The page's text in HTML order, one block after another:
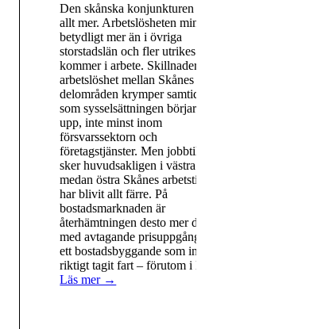
Den skånska konjunkturen ljusnar
allt mer. Arbetslösheten minskar
betydligt mer än i övriga
storstadslän och fler utrikes födda
kommer i arbete. Skillnaderna i
arbetslöshet mellan Skånes olika
delområden krymper samtidigt
som sysselsättningen börjar växla
upp, inte minst inom
försvarssektorn och
företagstjänster. Men jobbtillväxten
sker huvudsakligen i västra Skåne,
medan östra Skånes arbetstillfällen
har blivit allt färre. På
bostadsmarknaden är
återhämtningen desto mer dämpad,
med avtagande prisuppgångar och
ett bostadsbyggande som inte
riktigt tagit fart – förutom i Lund.
Läs mer →